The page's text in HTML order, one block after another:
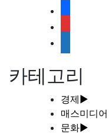
document
카테고리
경제►
매스미디어
문화►